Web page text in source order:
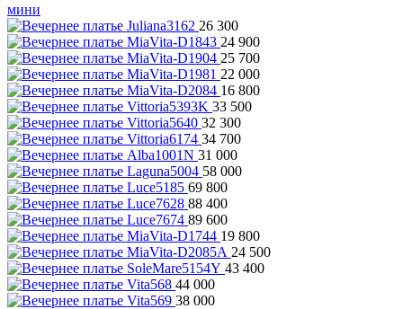
мини
26 300
24 900
25 700
22 000
16 800
33 500
32 300
34 700
31 000
58 000
69 800
88 400
89 600
19 800
24 500
43 400
44 000
38 000